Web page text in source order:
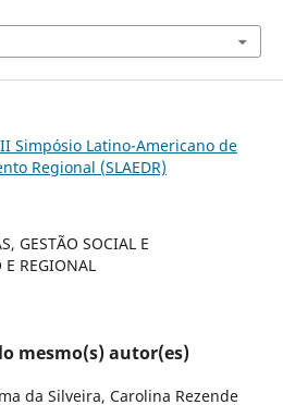
Simpósio Latino-Americano de
Regional (SLAEDR)
GESTÃO SOCIAL E
E REGIONAL
mesmo(s) autor(es)
da Silveira, Carolina Rezende